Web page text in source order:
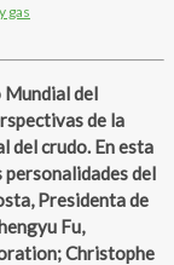
gas
del
de la
del crudo. En esta
del
Presidenta de
Fu,
Christophe